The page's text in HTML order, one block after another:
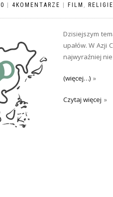
4KOMENTARZE FILM , RELIGIE
Dzisiejszym
upałów. W
najwyraźniej
(więcej…)
Czytaj więcej